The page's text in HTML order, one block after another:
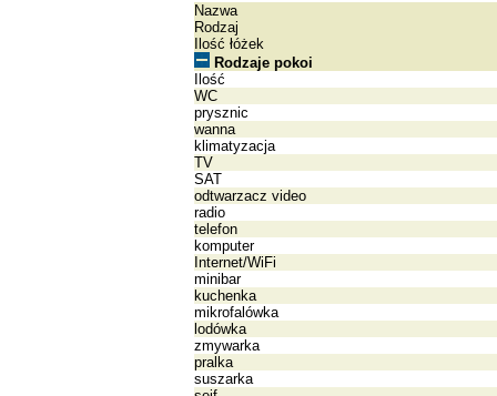
Nazwa
Rodzaj
Ilość łóżek
Rodzaje pokoi
Ilość
WC
prysznic
wanna
klimatyzacja
TV
SAT
odtwarzacz video
radio
telefon
komputer
Internet/WiFi
minibar
kuchenka
mikrofalówka
lodówka
zmywarka
pralka
suszarka